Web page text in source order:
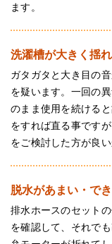
ます。
洗濯槽が大きく揺
ガタガタと大き目の
を疑います。一回の
のまま使用を続ける
をすれば直る事です
をご検討した方が良い
脱水があまい・で
排水ホースのセット
を確認して、それで